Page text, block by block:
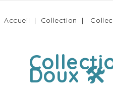
Accueil Collection
Doux 🛠